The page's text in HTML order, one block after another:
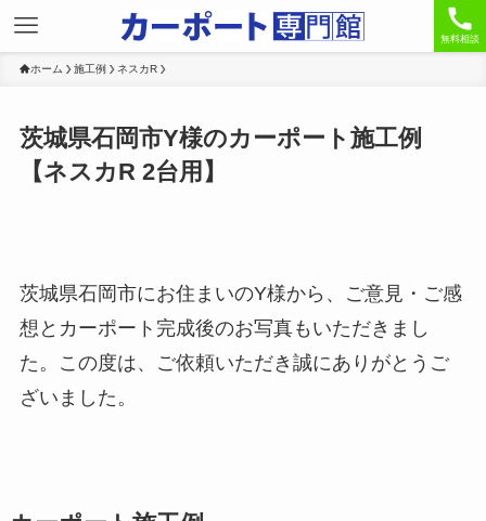
無料相談
ホーム 施工例 ネスカR
茨城県石岡市Y様のカーポート施工例
【ネスカR 2台用】
茨城県石岡市にお住まいのY様から、ご意見・ご感
想とカーポート完成後のお写真もいただきまし
た。この度は、ご依頼いただき誠にありがとうご
ざいました。